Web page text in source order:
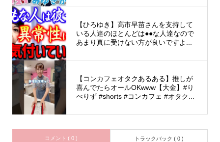
【ひろゆき】高市早苗さんを支持して
いる人達のほとんどは●●な人達なので
あまり真に受けない方が良いですよ...
【コンカフェオタクあるある】推しが
喜んでたらオールOKwww【大金】#り
べりず #shorts #コンカフェ #オタク...
コメント ( 0 ) トラックバック ( 0 )